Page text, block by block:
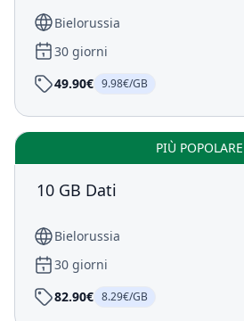
Bielorussia
30 giorni
49.90€ 9.98€/GB
PIÙ POPOLARE
10 GB Dati
Bielorussia
30 giorni
82.90€ 8.29€/GB